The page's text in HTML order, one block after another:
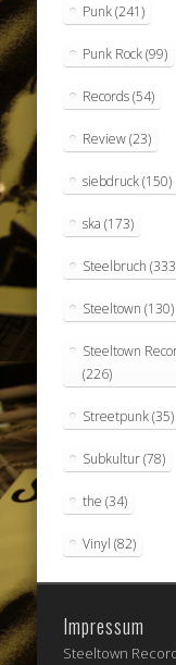
Punk(241)
Punk Rock(99)
Records(54)
Review(23)
siebdruck(150)
ska (173)
Steelbruch
Steeltown (130)
Steeltown
(226)
Streetpunk(35)
Subkultur(78)
the (34)
Vinyl (82)
Impressum
Steeltown